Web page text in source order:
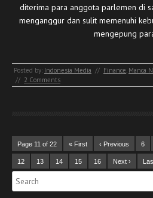
diterima para anggota parlemen di
menganggur dan sulit memenuhi
mengepung
Posted by: Indonesia Media // Finance Manca
// 2 Comments
Page 11 of 22 « First ‹ Previous 6
12 13 14 15 16 Next ›
Search